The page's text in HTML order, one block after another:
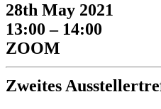
28th May 2021
13:00 – 14:00
ZOOM
Zweites